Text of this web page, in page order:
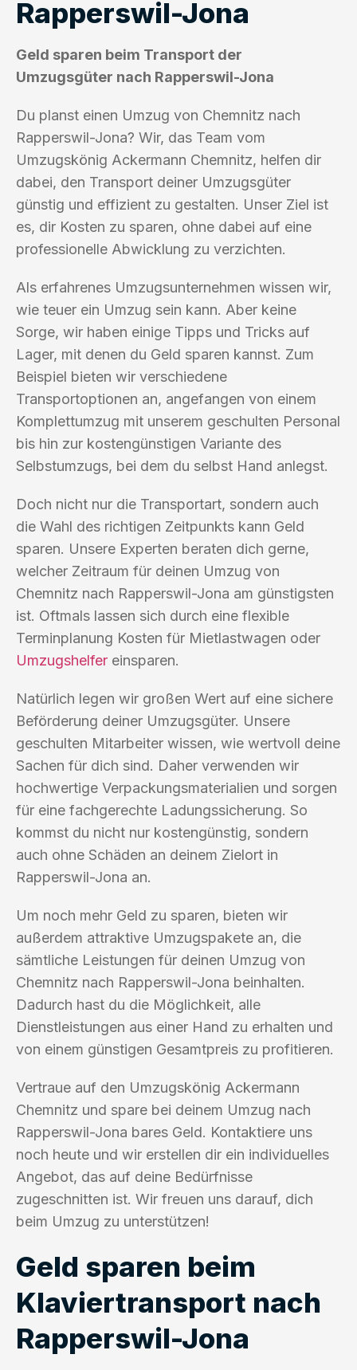
Rapperswil-Jona
Geld sparen beim Transport der
Umzugsgüter nach Rapperswil-Jona
Du planst einen Umzug von Chemnitz nach
Rapperswil-Jona? Wir, das Team vom
Umzugskönig Ackermann Chemnitz, helfen dir
dabei, den Transport deiner Umzugsgüter
günstig und effizient zu gestalten. Unser Ziel ist
es, dir Kosten zu sparen, ohne dabei auf eine
professionelle Abwicklung zu verzichten.
Als erfahrenes Umzugsunternehmen wissen wir,
wie teuer ein Umzug sein kann. Aber keine
Sorge, wir haben einige Tipps und Tricks auf
Lager, mit denen du Geld sparen kannst. Zum
Beispiel bieten wir verschiedene
Transportoptionen an, angefangen von einem
Komplettumzug mit unserem geschulten Personal
bis hin zur kostengünstigen Variante des
Selbstumzugs, bei dem du selbst Hand anlegst.
Doch nicht nur die Transportart, sondern auch
die Wahl des richtigen Zeitpunkts kann Geld
sparen. Unsere Experten beraten dich gerne,
welcher Zeitraum für deinen Umzug von
Chemnitz nach Rapperswil-Jona am günstigsten
ist. Oftmals lassen sich durch eine flexible
Terminplanung Kosten für Mietlastwagen oder
Umzugshelfer einsparen.
Natürlich legen wir großen Wert auf eine sichere
Beförderung deiner Umzugsgüter. Unsere
geschulten Mitarbeiter wissen, wie wertvoll deine
Sachen für dich sind. Daher verwenden wir
hochwertige Verpackungsmaterialien und sorgen
für eine fachgerechte Ladungssicherung. So
kommst du nicht nur kostengünstig, sondern
auch ohne Schäden an deinem Zielort in
Rapperswil-Jona an.
Um noch mehr Geld zu sparen, bieten wir
außerdem attraktive Umzugspakete an, die
sämtliche Leistungen für deinen Umzug von
Chemnitz nach Rapperswil-Jona beinhalten.
Dadurch hast du die Möglichkeit, alle
Dienstleistungen aus einer Hand zu erhalten und
von einem günstigen Gesamtpreis zu profitieren.
Vertraue auf den Umzugskönig Ackermann
Chemnitz und spare bei deinem Umzug nach
Rapperswil-Jona bares Geld. Kontaktiere uns
noch heute und wir erstellen dir ein individuelles
Angebot, das auf deine Bedürfnisse
zugeschnitten ist. Wir freuen uns darauf, dich
beim Umzug zu unterstützen!
Geld sparen beim
Klaviertransport nach
Rapperswil-Jona